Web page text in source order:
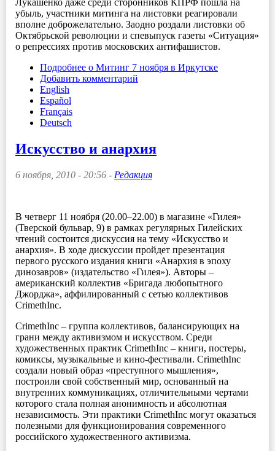
убыль, участники митинга на листовки реагировали
вполне доброжелательно. Заодно роздали листовки об
Октябрьской революции и спевыпуск газеты «Ситуация»
о репрессиях против московских антифашистов.
Подробнее о Митинг 7 ноября в Иркутске
Добавить комментарий
English
Español
Français
Deutsch
Искусство и анархия
6 ноября, 2010 - 20:56 - Редакция
В четверг 11 ноября (20.00–22.00) в магазине «Гилея»
(Тверской бульвар, 9) в рамках регулярных Гилейских
чтений состоится дискуссия на тему «Искусство и
анархия». В ходе дискуссии пройдет презентация
первого русского издания книги «Анархия в эпоху
динозавров» (издательство «Гилея»). Авторы –
американский коллектив «Бригада любопытного
Джорджа», аффилированный с сетью коллективов
CrimethInc.
CrimethInc – группа коллективов, балансирующих на
грани между активизмом и искусством. Среди
художественных практик CrimethInc – книги, постеры,
комиксы, музыкальные и кино-фестивали. CrimethInc
создали новый образ «преступного мышления»,
построили свой собственный мир, основанный на
внутренних коммуникациях, отличительными чертами
которого стала полная анонимность и абсолютная
независимость. Эти практики CrimethInc могут оказаться
полезными для функционирования современного
российского художественного активизма.